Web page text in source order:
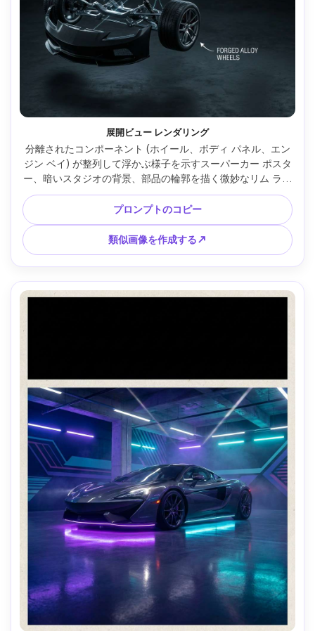
展開ビュー レンダリング
分離されたコンポーネント (ホイール、ボディ パネル、エン
ジン ベイ) が整列して浮かぶ様子を示すスーパーカー ポスタ
ー、暗いスタジオの背景、部品の輪郭を描く微妙なリム ライ
ト、すっきりとしたインフォグラフィック スタイルのラベ
ル、プレミアム テクノロジーの美学、非常に詳細な 3D レン
ダリングのリアリズム、印刷可能な垂直構成、85mm レン
ズ、浅い被写界深度 --ar 4:5
プロンプトのコピー
類似画像を作成する↗